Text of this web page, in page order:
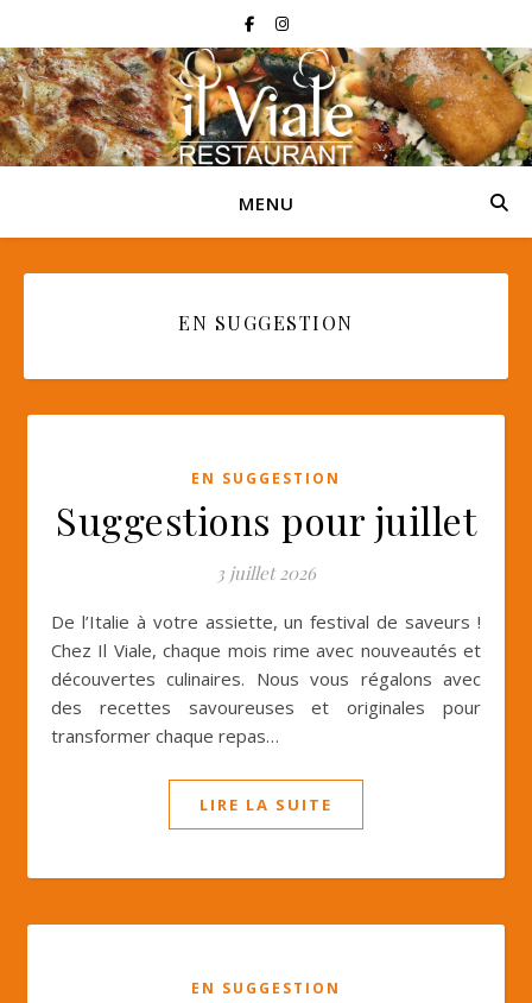
MENU
EN SUGGESTION
EN SUGGESTION
Suggestions pour juillet
3 juillet 2026
De l’Italie à votre assiette, un festival de saveurs !
Chez Il Viale, chaque mois rime avec nouveautés et
découvertes culinaires. Nous vous régalons avec
des recettes savoureuses et originales pour
transformer chaque repas…
LIRE LA SUITE
EN SUGGESTION